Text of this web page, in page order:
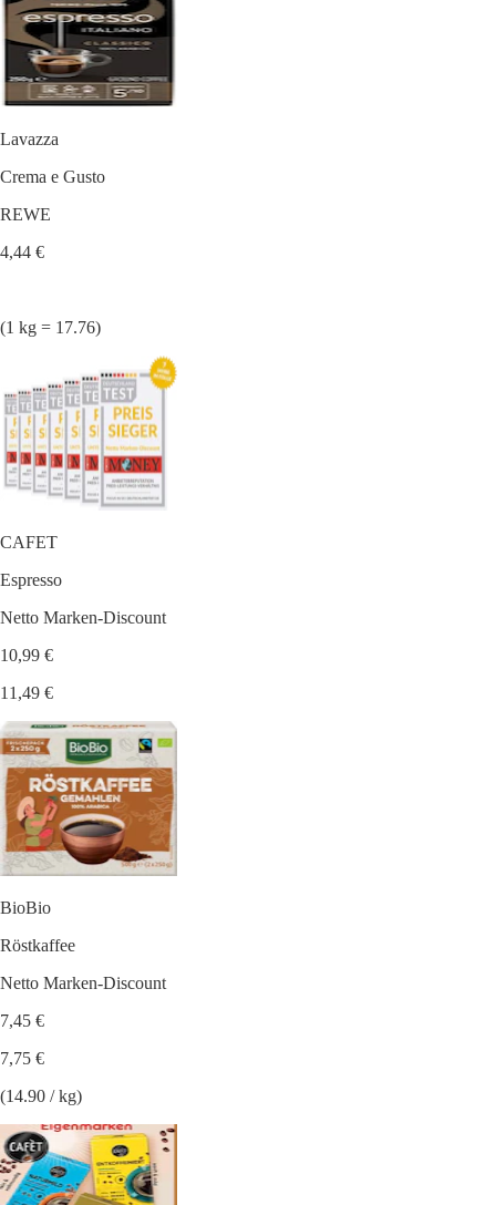
Lavazza
Crema e Gusto
REWE
4,44 €
(1 kg = 17.76)
CAFET
Espresso
Netto Marken-Discount
10,99 €
11,49 €
BioBio
Röstkaffee
Netto Marken-Discount
7,45 €
7,75 €
(14.90 / kg)